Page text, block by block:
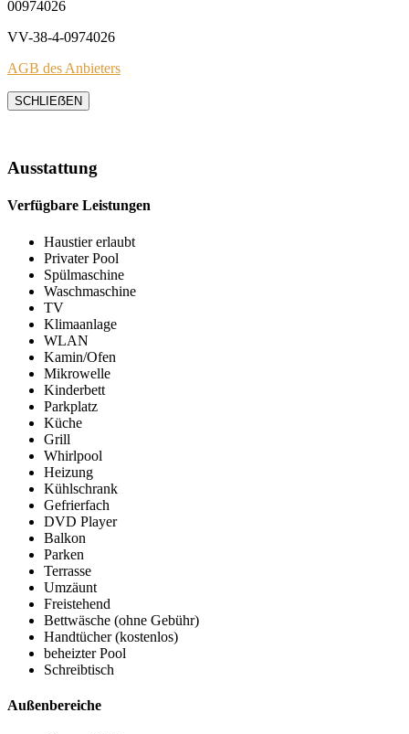
00974026
VV-38-4-0974026
AGB des Anbieters
SCHLIEẞEN
Ausstattung
Verfügbare Leistungen
Haustier erlaubt
Privater Pool
Spülmaschine
Waschmaschine
TV
Klimaanlage
WLAN
Kamin/Ofen
Mikrowelle
Kinderbett
Parkplatz
Küche
Grill
Whirlpool
Heizung
Kühlschrank
Gefrierfach
DVD Player
Balkon
Parken
Terrasse
Umzäunt
Freistehend
Bettwäsche (ohne Gebühr)
Handtücher (kostenlos)
beheizter Pool
Schreibtisch
Außenbereiche